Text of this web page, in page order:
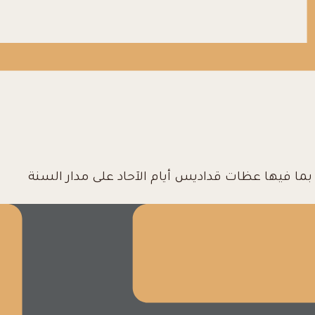
فيها عظات قداديس أيام الآحاد على مدار السنة